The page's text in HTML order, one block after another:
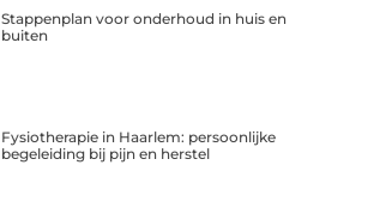
Stappenplan voor onderhoud in huis en
buiten
Fysiotherapie in Haarlem: persoonlijke
begeleiding bij pijn en herstel